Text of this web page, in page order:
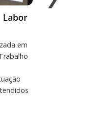
Labor
em